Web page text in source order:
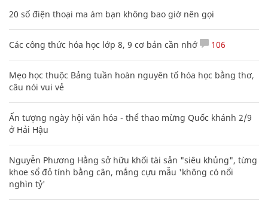
20 số điện thoại ma ám bạn không bao giờ nên gọi
Các công thức hóa học lớp 8, 9 cơ bản cần nhớ 106
Mẹo học thuộc Bảng tuần hoàn nguyên tố hóa học bằng thơ,
câu nói vui vẻ
Ấn tượng ngày hội văn hóa - thể thao mừng Quốc khánh 2/9
ở Hải Hậu
Nguyễn Phương Hằng sở hữu khối tài sản "siêu khủng", từng
khoe sổ đỏ tính bằng cân, mắng cựu mẫu 'không có nổi
nghìn tỷ'